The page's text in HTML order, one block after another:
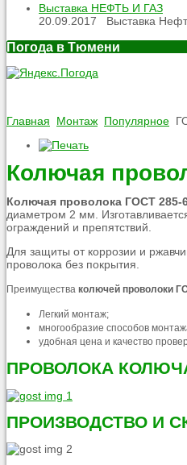
Выставка НЕФТЬ И ГАЗ
20.09.2017
Выставка
Погода в Тюмени
Главная Монтаж Популярное
Колючая
Колючая проволока ГОСТ 285-
диаметром 2 мм.
ограждений и препятствий.
Для защиты от коррозии и
проволока без покрытия.
Преимущества колючей проволоки
Легкий монтаж;
многообразие способов
удобная цена и качество
ПРОВОЛОКА
ПРОИЗВОДСТВО И